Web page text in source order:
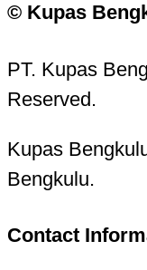
© Kupas
PT. Kupas
Reserved.
Kupas
Bengkulu.
Contact